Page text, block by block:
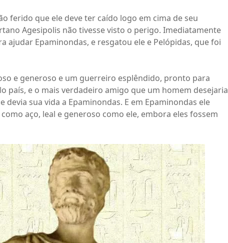
ferido que ele deve ter caído logo em cima de seu
Agesipolis não tivesse visto o perigo. Imediatamente
ajudar Epaminondas, e resgatou ele e Pelópidas, que foi
e generoso e um guerreiro esplêndido, pronto para
país, e o mais verdadeiro amigo que um homem desejaria
devia sua vida a Epaminondas. E em Epaminondas ele
aço, leal e generoso como ele, embora eles fossem